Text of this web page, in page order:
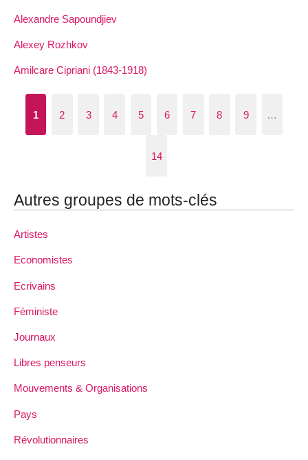
Alexandre Sapoundjiev
Alexey Rozhkov
Amilcare Cipriani (1843-1918)
1 2 3 4 5 6 7 8 9 …
14
Autres groupes de mots-clés
Artistes
Economistes
Ecrivains
Féministe
Journaux
Libres penseurs
Mouvements & Organisations
Pays
Révolutionnaires